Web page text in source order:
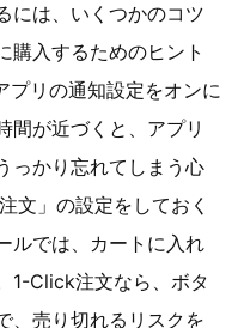
には、いくつかのコツ
購入するためのヒント
プリの通知設定をオンに
間が近づくと、アプリ
っかり忘れてしまう心
文」の設定をしておく
ルでは、カートに入れ
1-Click注文なら、ボタ
、売り切れるリスクを